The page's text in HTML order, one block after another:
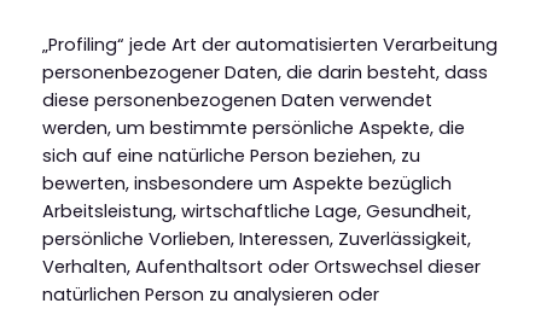
„Profiling“ jede Art der automatisierten Verarbeitung
personenbezogener Daten, die darin besteht, dass
diese personenbezogenen Daten verwendet
werden, um bestimmte persönliche Aspekte, die
sich auf eine natürliche Person beziehen, zu
bewerten, insbesondere um Aspekte bezüglich
Arbeitsleistung, wirtschaftliche Lage, Gesundheit,
persönliche Vorlieben, Interessen, Zuverlässigkeit,
Verhalten, Aufenthaltsort oder Ortswechsel dieser
natürlichen Person zu analysieren oder